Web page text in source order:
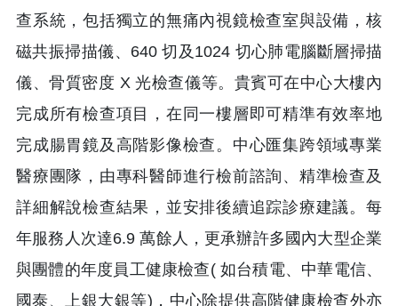
查系統，包括獨立的無痛內視鏡檢查室與設備，核
磁共振掃描儀、640 切及1024 切心肺電腦斷層掃描
儀、骨質密度 X 光檢查儀等。貴賓可在中心大樓內
完成所有檢查項目，在同一樓層即可精準有效率地
完成腸胃鏡及高階影像檢查。中心匯集跨領域專業
醫療團隊，由專科醫師進行檢前諮詢、精準檢查及
詳細解說檢查結果，並安排後續追踪診療建議。每
年服務人次達6.9 萬餘人，更承辦許多國內大型企業
與團體的年度員工健康檢查( 如台積電、中華電信、
國泰、上銀大銀等)，中心除提供高階健康檢查外亦